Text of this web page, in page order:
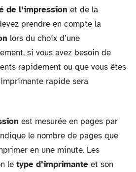
de l’impression et de la
prendre en compte la
lors du choix d’une
si vous avez besoin de
rapidement ou que vous êtes
rapide sera
est mesurée en pages par
le nombre de pages que
en une minute. Les
le type d’imprimante et son